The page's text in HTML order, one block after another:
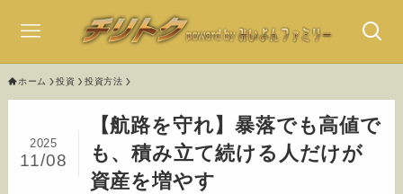
ホーム 投資 投資方法
【航路を守れ】暴落でも高値で
も、積み立て続ける人だけが
資産を増やす
2025
11/08